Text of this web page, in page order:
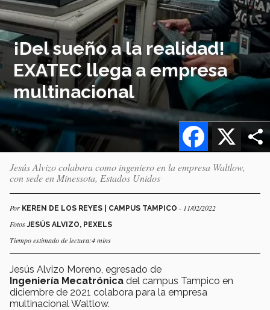
¡Del sueño a la realidad!
EXATEC llega a empresa
multinacional
X
Facebook
Jesús Alvizo colabora como ingeniero en la empresa Waltlow,
con sede en Minessota, Estados Unidos
Por KEREN DE LOS REYES | CAMPUS TAMPICO - 11/02/2022
FotosJESÚS ALVIZO, PEXELS
Tiempo estimado de lectura:4 mins
Jesús Alvizo Moreno, egresado de
Ingeniería Mecatrónica del campus Tampico en
diciembre de 2021 colabora para la empresa
multinacional Waltlow.